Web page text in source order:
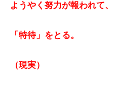
ようやく努力が報われて、
「特待」をとる。
（現実）